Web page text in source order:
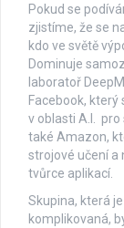
Pokud se
zjistíme, že se
kdo ve světě
Dominuje
laboratoř
Facebook,
v oblasti A.I. pro
také Amazon,
strojové učení a
tvůrce aplikací.
Skupina, která
komplikovaná,